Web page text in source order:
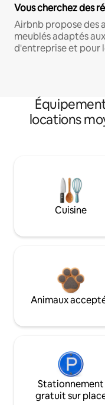
Vous cherchez des
Airbnb propose des
meublés adaptés
d'entreprise et pour
locations
Cuisine
Animaux
Stationnement
gratuit sur